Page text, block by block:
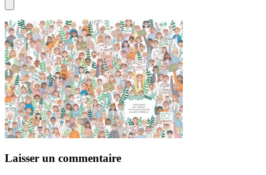
Laisser un commentaire